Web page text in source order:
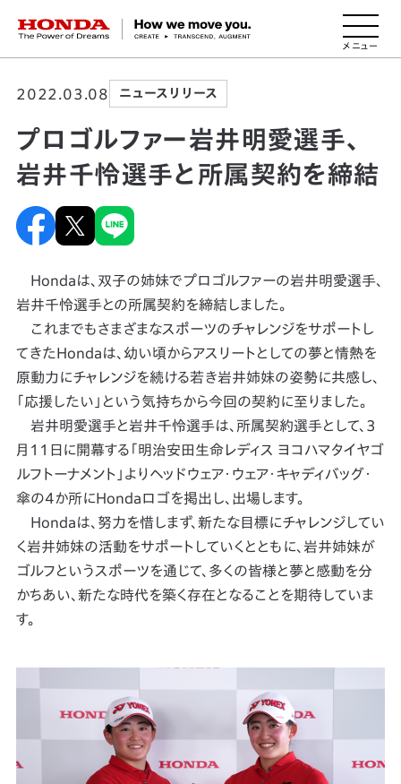
HONDA The Power of Dreams
2022.03.08 ニュースリリース
プロゴルファー岩井明愛選手、
岩井千怜選手と所属契約を締結
Hondaは、双子の姉妹でプロゴルファーの岩井明愛選手、
岩井千怜選手との所属契約を締結しました。
これまでもさまざまなスポーツのチャレンジをサポートし
てきたHondaは、幼い頃からアスリートとしての夢と情熱を
原動力にチャレンジを続ける若き岩井姉妹の姿勢に共感し、
「応援したい」という気持ちから今回の契約に至りました。
岩井明愛選手と岩井千怜選手は、所属契約選手として、3
月11日に開幕する「明治安田生命レディス ヨコハマタイヤゴ
ルフトーナメント」よりヘッドウェア・ウェア・キャディバッグ・
傘の4か所にHondaロゴを掲出し、出場します。
Hondaは、努力を惜しまず、新たな目標にチャレンジしてい
く岩井姉妹の活動をサポートしていくとともに、岩井姉妹が
ゴルフというスポーツを通じて、多くの皆様と夢と感動を分
かちあい、新たな時代を築く存在となることを期待していま
す。